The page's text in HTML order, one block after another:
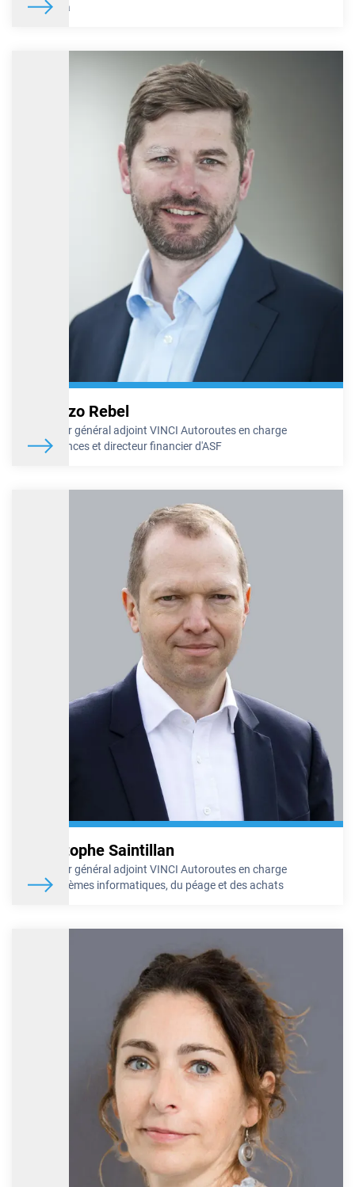
d’Escota
Lorenzo Rebel
Directeur général adjoint VINCI Autoroutes en charge
des finances et directeur financier d'ASF
Christophe Saintillan
Directeur général adjoint VINCI Autoroutes en charge
des systèmes informatiques, du péage et des achats